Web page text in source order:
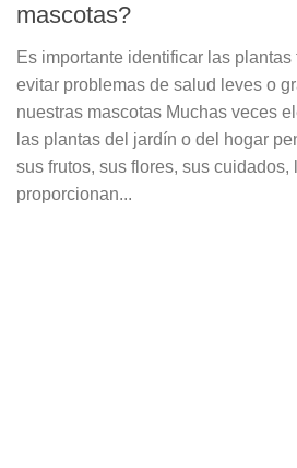
mascotas?
Es importante identificar las
evitar problemas de salud leves o
nuestras mascotas Muchas veces
las plantas del jardín o del hogar
sus frutos, sus flores, sus cuidados,
proporcionan...